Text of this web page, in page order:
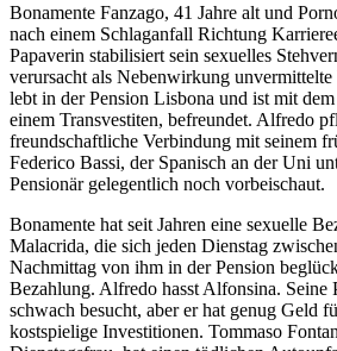
Bonamente Fanzago, 41 Jahre alt und
nach einem Schlaganfall Richtung
Papaverin stabilisiert sein sexuelles
verursacht als Nebenwirkung
lebt in der Pension Lisbona und ist mit
einem Transvestiten, befreundet. Alfredo
freundschaftliche Verbindung mit seinem
Federico Bassi, der Spanisch an der Uni
Pensionär gelegentlich noch vorbeischaut.
Bonamente hat seit Jahren eine sexuelle
Malacrida, die sich jeden Dienstag
Nachmittag von ihm in der Pension
Bezahlung. Alfredo hasst Alfonsina. Seine
schwach besucht, aber er hat genug Geld
kostspielige Investitionen. Tommaso